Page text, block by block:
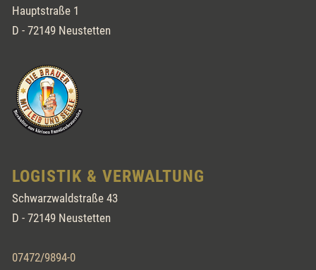
Hauptstraße 1
D - 72149 Neustetten
LOGISTIK & VERWALTUNG
Schwarzwaldstraße 43
D - 72149 Neustetten
07472/9894-0